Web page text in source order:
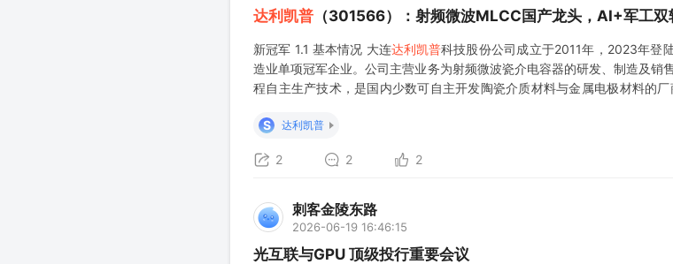
达利凯普 （301566）：射频微波MLCC国产龙头，AI+军工双
新冠军 1.1 基本情况 大连达利凯普科技股份公司成立于2011年，2023年登
造业单项冠军企业。公司主营业务为射频微波瓷介电容器的研发、制造及销
程自主生产技术，是国内少数可自主开发陶瓷介质材料与金属电极材料的
S
达利凯普
2 2 2
刺客金陵东路
2026-06-19 16:46:15
光互联与GPU 顶级投行重要会议